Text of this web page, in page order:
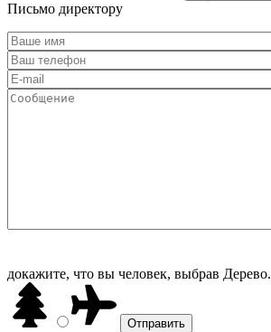
Письмо директору
докажите, что вы человек, выбрав Дерево.